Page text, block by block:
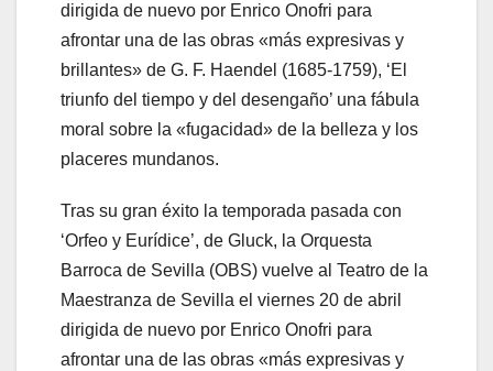
dirigida de nuevo por Enrico Onofri para
afrontar una de las obras «más expresivas y
brillantes» de G. F. Haendel (1685-1759), ‘El
triunfo del tiempo y del desengaño’ una fábula
moral sobre la «fugacidad» de la belleza y los
placeres mundanos.
Tras su gran éxito la temporada pasada con
‘Orfeo y Eurídice’, de Gluck, la Orquesta
Barroca de Sevilla (OBS) vuelve al Teatro de la
Maestranza de Sevilla el viernes 20 de abril
dirigida de nuevo por Enrico Onofri para
afrontar una de las obras «más expresivas y